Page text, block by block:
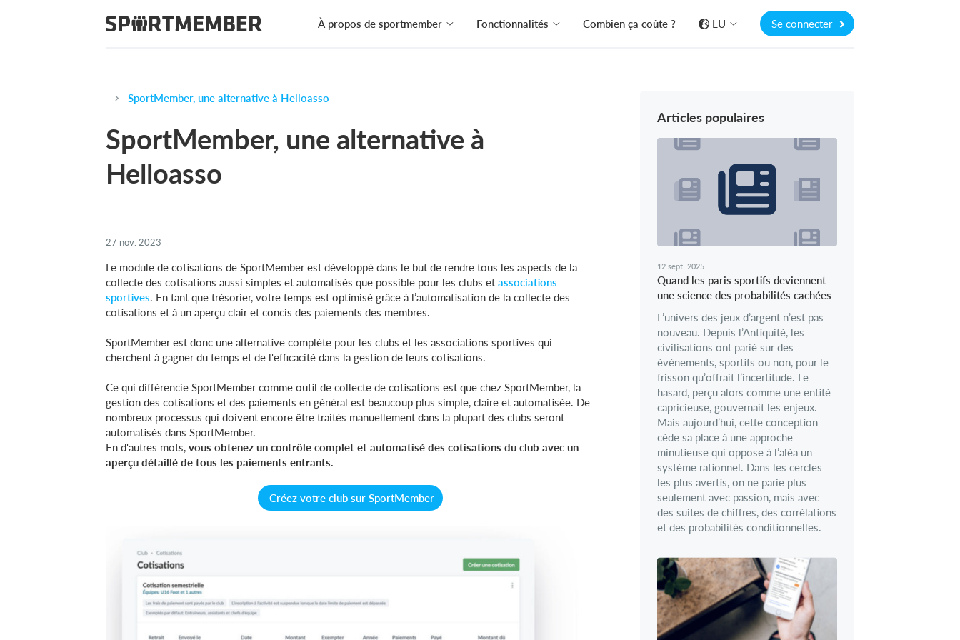
À propos de sportmember Fonctionnalités Combien ça coûte ? LU Se connecter
SportMember, une alternative à Helloasso
SportMember, une alternative à
Helloasso
27 nov. 2023
Le module de cotisations de SportMember est développé dans le but de rendre tous les aspects de la
collecte des cotisations aussi simples et automatisés que possible pour les clubs et associations
sportives. En tant que trésorier, votre temps est optimisé grâce à l’automatisation de la collecte des
cotisations et à un aperçu clair et concis des paiements des membres.
SportMember est donc une alternative complète pour les clubs et les associations sportives qui
cherchent à gagner du temps et de l'efficacité dans la gestion de leurs cotisations.
Ce qui différencie SportMember comme outil de collecte de cotisations est que chez SportMember, la
gestion des cotisations et des paiements en général est beaucoup plus simple, claire et automatisée. De
nombreux processus qui doivent encore être traités manuellement dans la plupart des clubs seront
automatisés dans SportMember.
En d'autres mots, vous obtenez un contrôle complet et automatisé des cotisations du club avec un
aperçu détaillé de tous les paiements entrants.
Créez votre club sur SportMember
Articles populaires
12 sept. 2025
Quand les paris sportifs deviennent
une science des probabilités cachées
L’univers des jeux d’argent n’est pas
nouveau. Depuis l’Antiquité, les
civilisations ont parié sur des
événements, sportifs ou non, pour le
frisson qu’offrait l’incertitude. Le
hasard, perçu alors comme une entité
capricieuse, gouvernait les enjeux.
Mais aujourd’hui, cette conception
cède sa place à une approche
minutieuse qui oppose à l’aléa un
système rationnel. Dans les cercles
les plus avertis, on ne parie plus
seulement avec passion, mais avec
des suites de chiffres, des corrélations
et des probabilités conditionnelles.